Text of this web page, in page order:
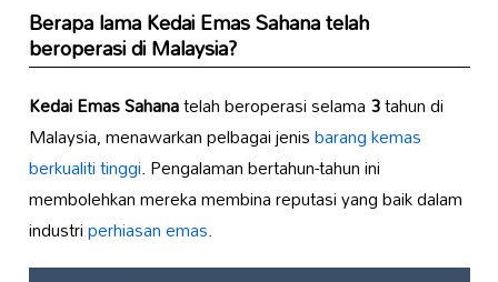
Berapa lamaKedai Emas Sahanatelah
beroperasi di Malaysia?
Kedai Emas Sahanatelah beroperasi selama3tahun di
Malaysia, menawarkan pelbagai jenisbarang kemas
berkualiti tinggi. Pengalaman bertahun-tahun ini
membolehkan mereka membina reputasi yang baik dalam
industriperhiasan emas.